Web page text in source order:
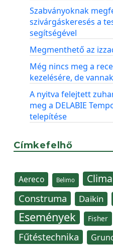
Szabványoknak
szivárgáskeresés a
segítségével
Megmenthető az
Még nincs meg a
kezelésére, de
A nyitva felejtett
meg a DELABIE
telepítése
Címkefelhő
Aereco Belimo
Construma Daikin
Események Fisher
Fűtéstechnika